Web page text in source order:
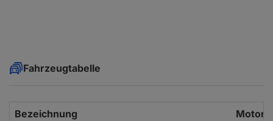
Fahrzeugtabelle
Bezeichnung